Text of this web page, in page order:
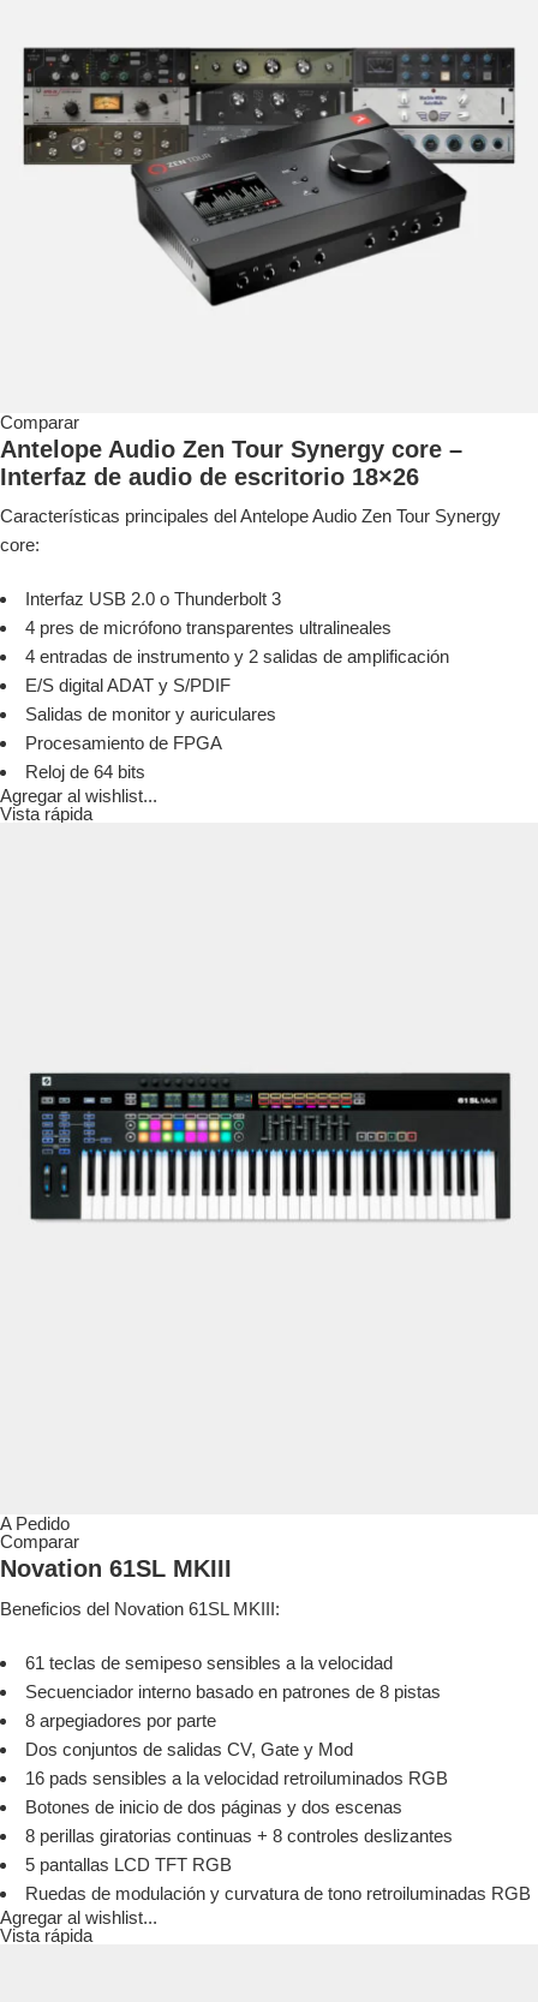
Comparar
Antelope Audio Zen Tour Synergy core –
Interfaz de audio de escritorio 18×26
Características principales del Antelope Audio Zen Tour Synergy
core:
Interfaz USB 2.0 o Thunderbolt 3
4 pres de micrófono transparentes ultralineales
4 entradas de instrumento y 2 salidas de amplificación
E/S digital ADAT y S/PDIF
Salidas de monitor y auriculares
Procesamiento de FPGA
Reloj de 64 bits
Agregar al wishlist...
Vista rápida
A Pedido
Comparar
Novation 61SL MKIII
Beneficios del Novation 61SL MKIII:
61 teclas de semipeso sensibles a la velocidad
Secuenciador interno basado en patrones de 8 pistas
8 arpegiadores por parte
Dos conjuntos de salidas CV, Gate y Mod
16 pads sensibles a la velocidad retroiluminados RGB
Botones de inicio de dos páginas y dos escenas
8 perillas giratorias continuas + 8 controles deslizantes
5 pantallas LCD TFT RGB
Ruedas de modulación y curvatura de tono retroiluminadas RGB
Agregar al wishlist...
Vista rápida